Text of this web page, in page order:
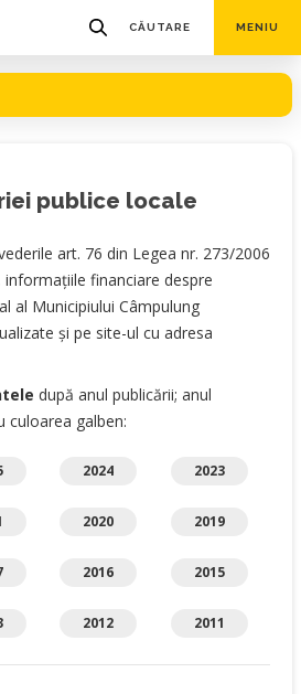
CĂUTARE MENIU
publice locale
art. 76 din Legea nr. 273/2006
financiare despre
al Municipiului Câmpulung
şi pe site-ul cu adresa
după anul publicării; anul
culoarea galben:
2024 2023
2020 2019
2016 2015
2012 2011